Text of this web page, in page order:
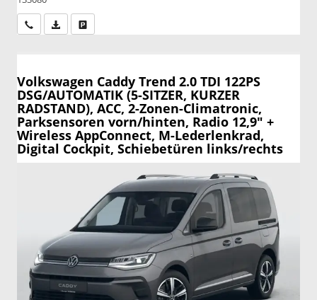
Wir rufen Sie anPDF-Datei, Fahrzeugexposé drucken
Volkswagen Caddy Trend 2.0 TDI 122PS
DSG/AUTOMATIK (5-SITZER, KURZER
RADSTAND), ACC, 2-Zonen-Climatronic,
Parksensoren vorn/hinten, Radio 12,9" +
Wireless AppConnect, M-Lederlenkrad,
Digital Cockpit, Schiebetüren links/rechts